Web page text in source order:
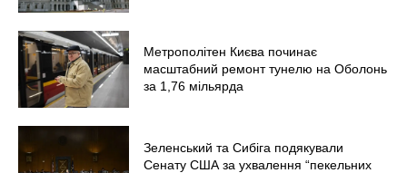
Метрополітен Києва починає
масштабний ремонт тунелю на Оболонь
за 1,76 мільярда
Зеленський та Сибіга подякували
Сенату США за ухвалення “пекельних